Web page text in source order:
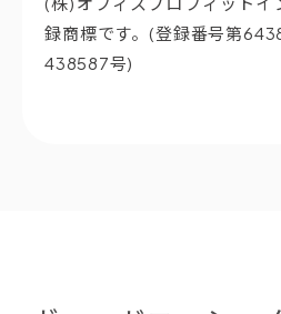
録商標です。(登録番号第
438587号)